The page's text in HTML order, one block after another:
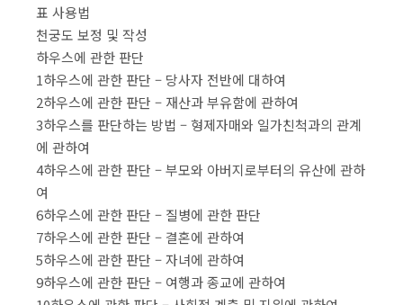
표 사용법
천궁도 보정 및 작성
하우스에 관한 판단
1하우스에 관한 판단 – 당사자 전반에 대하여
2하우스에 관한 판단 – 재산과 부유함에 관하여
3하우스를 판단하는 방법 – 형제자매와 일가친척과의 관계
에 관하여
4하우스에 관한 판단 – 부모와 아버지로부터의 유산에 관하
여
6하우스에 관한 판단 – 질병에 관한 판단
7하우스에 관한 판단 – 결혼에 관하여
5하우스에 관한 판단 – 자녀에 관하여
9하우스에 관한 판단 – 여행과 종교에 관하여